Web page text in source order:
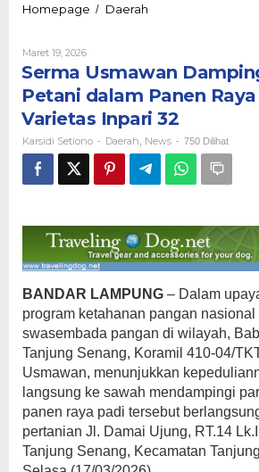
Homepage / Daerah
Petani
dalam
Panen
Raya
Padi
Varietas
Inpari
32
Maret 19, 2026Oleh
Setiono
Serma Usmawan
Petani dalam Panen
Varietas Inpari 32
Karsidi Setiono - Daerah News - 750 Dilihat
BANDAR LAMPUNG – Dalam
program ketahanan pangan
swasembada pangan di wilayah,
Tanjung Senang, Koramil 410-04/
Usmawan, menunjukkan
langsung ke sawah mendampingi
panen raya padi tersebut
pertanian Jl. Damai Ujung, RT.14
Tanjung Senang, Kecamatan